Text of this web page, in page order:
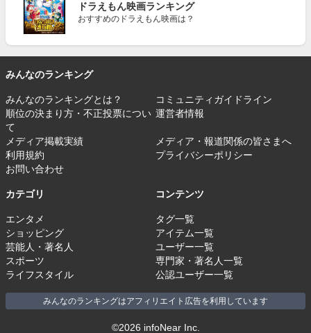
ドラえもん映画ランキング
おすすめのドラえもん映画は？
みんなのランキング
みんなのランキングとは？
コミュニティガイドライン
順位の決まり方・不正投票につい
て
運営者情報
メディア掲載実績
メディア・報道関係の皆さまへ
利用規約
プライバシーポリシー
お問い合わせ
カテゴリ
エンタメ
ショッピング
芸能人・著名人
スポーツ
ライフスタイル
コンテンツ
タグ一覧
アイテム一覧
ユーザー一覧
専門家・著名人一覧
公認ユーザー一覧
みんなのランキングはアフィリエイト広告を利用しています
©2026 infoNear Inc.